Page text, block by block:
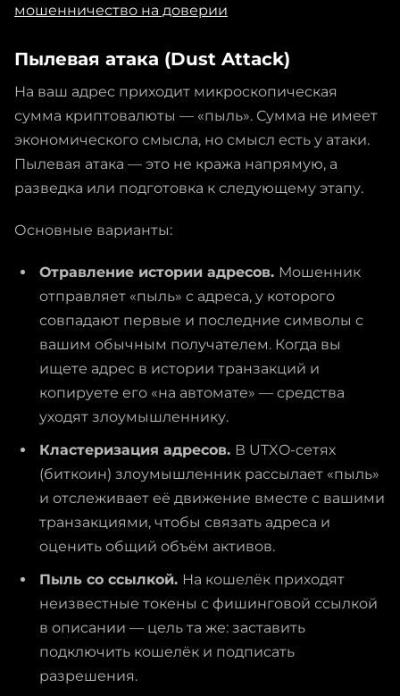
мошенничество на доверии
Пылевая атака (Dust Attack)
На ваш адрес приходит микроскопическая
сумма криптовалюты — «пыль». Сумма не имеет
экономического смысла, но смысл есть у атаки.
Пылевая атака — это не кража напрямую, а
разведка или подготовка к следующему этапу.
Основные варианты:
Отравление истории адресов. Мошенник
отправляет «пыль» с адреса, у которого
совпадают первые и последние символы с
вашим обычным получателем. Когда вы
ищете адрес в истории транзакций и
копируете его «на автомате» — средства
уходят злоумышленнику.
Кластеризация адресов. В UTXO-сетях
(биткоин) злоумышленник рассылает «пыль»
и отслеживает её движение вместе с вашими
транзакциями, чтобы связать адреса и
оценить общий объём активов.
Пыль со ссылкой. На кошелёк приходят
неизвестные токены с фишинговой ссылкой
в описании — цель та же: заставить
подключить кошелёк и подписать
разрешения.